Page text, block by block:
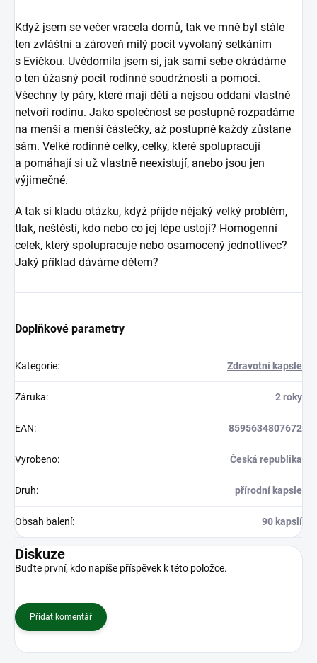
Když jsem se večer vracela domů, tak ve mně byl stále
ten zvláštní a zároveň milý pocit vyvolaný setkáním
s Evičkou. Uvědomila jsem si, jak sami sebe okrádáme
o ten úžasný pocit rodinné soudržnosti a pomoci.
Všechny ty páry, které mají děti a nejsou oddaní vlastně
netvoří rodinu. Jako společnost se postupně rozpadáme
na menší a menší částečky, až postupně každý zůstane
sám. Velké rodinné celky, celky, které spolupracují
a pomáhají si už vlastně neexistují, anebo jsou jen
výjimečné.
A tak si kladu otázku, když přijde nějaký velký problém,
tlak, neštěstí, kdo nebo co jej lépe ustojí? Homogenní
celek, který spolupracuje nebo osamocený jednotlivec?
Jaký příklad dáváme dětem?
Doplňkové parametry
Kategorie: Zdravotní kapsle
Záruka: 2 roky
EAN: 8595634807672
Vyrobeno: Česká republika
Druh: přírodní kapsle
Obsah balení: 90 kapslí
Diskuze
Buďte první, kdo napíše příspěvek k této položce.
Přidat komentář